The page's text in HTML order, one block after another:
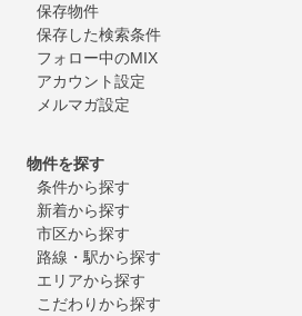
保存物件
保存した検索条件
フォロー中のMIX
アカウント設定
メルマガ設定
物件を探す
条件から探す
新着から探す
市区から探す
路線・駅から探す
エリアから探す
こだわりから探す